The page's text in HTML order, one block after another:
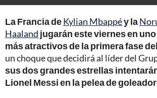
La Francia deKylian Mbappéy la
Haaland jugarán este viernes en
más atractivos de la primera fase del
un choque que decidirá al líder del
sus dos grandes estrellas
Lionel Messi en la pelea de